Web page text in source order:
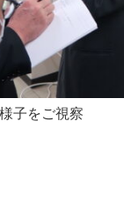
子をご視察